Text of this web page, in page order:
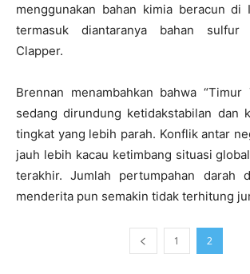
menggunakan bahan kimia beracun di
termasuk diantaranya bahan sulfur
Clapper.
Brennan menambahkan bahwa
sedang dirundung ketidakstabilan dan
tingkat yang lebih parah. Konflik antar
jauh lebih kacau ketimbang situasi
terakhir. Jumlah pertumpahan darah
menderita pun semakin tidak terhitung
1 2